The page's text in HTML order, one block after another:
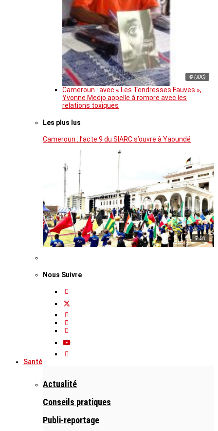
© (JDC)
Cameroun : avec « Les Tendresses Fauves »,
Yvonne Medjo appelle à rompre avec les
relations toxiques
Les plus lus
Cameroun : l’acte 9 du SIARC s’ouvre à Yaoundé
© DR
Nous Suivre
Santé
Actualité
Conseils pratiques
Publi-reportage